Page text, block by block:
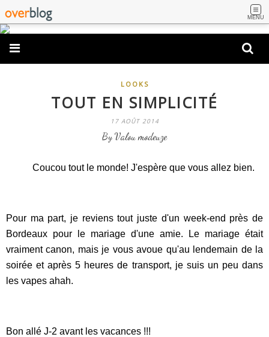
MENU
LOOKS
TOUT EN SIMPLICITÉ
17 AOÛT 2014
By Valou modeuze
Coucou tout le monde! J'espère que vous allez bien.
Pour ma part, je reviens tout juste d'un week-end près de
Bordeaux pour le mariage d'une amie. Le mariage était
vraiment canon, mais je vous avoue qu'au lendemain de la
soirée et après 5 heures de transport, je suis un peu dans
les vapes ahah.
Bon allé J-2 avant les vacances !!!